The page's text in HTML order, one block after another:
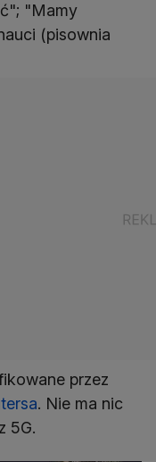
"Mamy
(pisownia
przez
. Nie ma nic
5G.